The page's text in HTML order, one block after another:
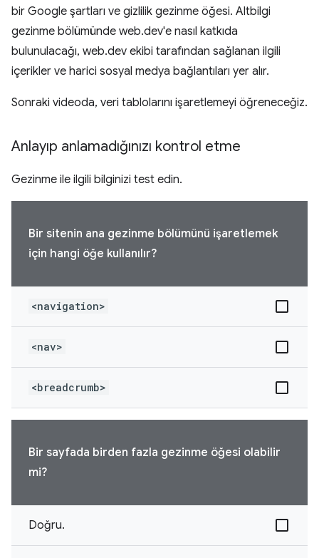
bir Google şartları ve gizlilik gezinme öğesi. Altbilgi
gezinme bölümünde web.dev'e nasıl katkıda
bulunulacağı, web.dev ekibi tarafından sağlanan ilgili
içerikler ve harici sosyal medya bağlantıları yer alır.
Sonraki videoda, veri tablolarını işaretlemeyi öğreneceğiz.
Anlayıp anlamadığınızı kontrol etme
Gezinme ile ilgili bilginizi test edin.
Bir sitenin ana gezinme bölümünü işaretlemek
için hangi öğe kullanılır?
<navigation>
<nav>
<breadcrumb>
Bir sayfada birden fazla gezinme öğesi olabilir
mi?
Doğru.